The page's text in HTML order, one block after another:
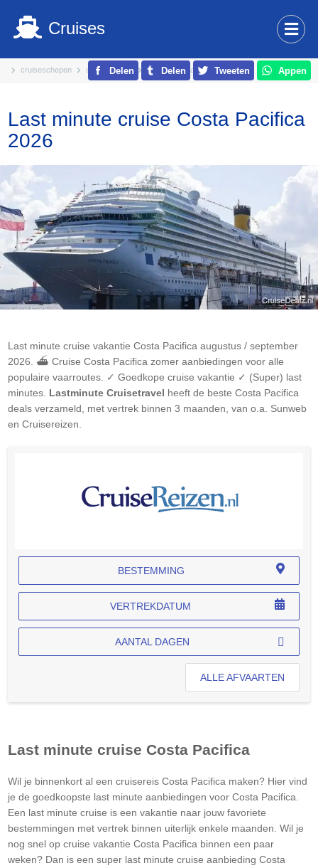
cruiseschepen costa cruises costa pacifica
Cruises
Last minute cruise Costa Pacifica
2026
Delen Delen Tweeten Appen
Last minute cruise vakantie Costa Pacifica augustus / september
2026. ⛴ Cruise Costa Pacifica zomer aanbiedingen voor alle
populaire vaarroutes. ✓ Goedkope cruise vakantie ✓ (Super) last
minutes. Lastminute Cruisetravel heeft de beste Costa Pacifica
deals verzameld, met vertrek binnen 3 maanden, van o.a. Sunweb
en Cruisereizen.
BESTEMMING
VERTREKDATUM
AANTAL DAGEN
ALLE AFVAARTEN
Last minute cruise Costa Pacifica
Wil je binnenkort al een cruisereis Costa Pacifica maken? Hier vind
je de goedkoopste last minute aanbiedingen voor Costa Pacifica
Een last minute cruise is een vakantie naar jouw favoriete
bestemmingen met vertrek binnen uiterlijk enkele maanden. Wil je
nog snel op cruise vakantie Costa Pacifica binnen een paar
weken? Dan is een super last minute cruise aanbieding Costa